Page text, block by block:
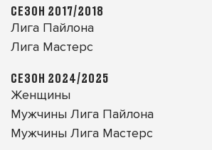
СЕЗОН 2017/2018
Лига Пайлона
Лига Мастерс
СЕЗОН 2024/2025
Женщины
Мужчины Лига Пайлона
Мужчины Лига Мастерс